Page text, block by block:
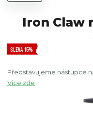
Iron Claw
SLEVA 15%
Představujeme nástupce
Více zde